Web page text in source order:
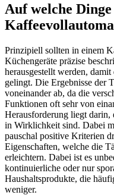
Auf welche
Prinzipiell sollten in einem
Küchengeräte präzise
herausgestellt werden,
gelingt. Die Ergebnisse der
voneinander ab, da die
Funktionen oft sehr von
Herausforderung liegt darin,
in Wirklichkeit sind. Dabei
pauschal positive Kriterien
Eigenschaften, welche die
erleichtern. Dabei ist es
kontinuierliche oder nur
Haushaltsprodukte, die
weniger.